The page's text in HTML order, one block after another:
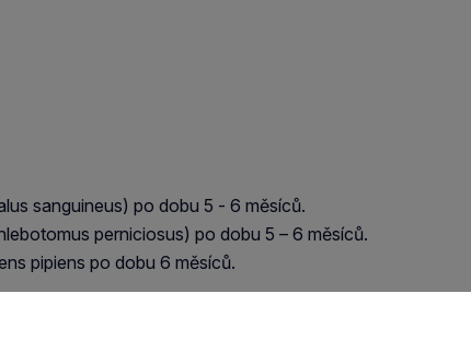
sanguineus) po dobu 5 - 6 měsíců.
perniciosus) po dobu 5 – 6 měsíců.
pipiens po dobu 6 měsíců.